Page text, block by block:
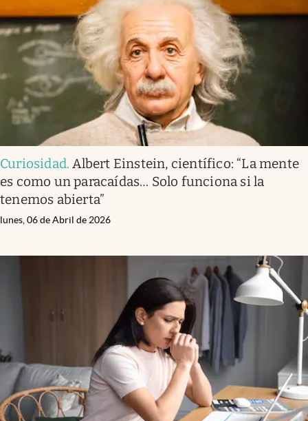
Infotechnology
Clase
Clima
Mundial 2026
Eventos Corporativos
El Cronista Studio
Mediakit
abre en nueva pestaña
Argentina
Curiosidad.Albert Einstein, científico: “La mente
es como un paracaídas… Solo funciona si la
tenemos abierta”
lunes, 06 de Abril de 2026